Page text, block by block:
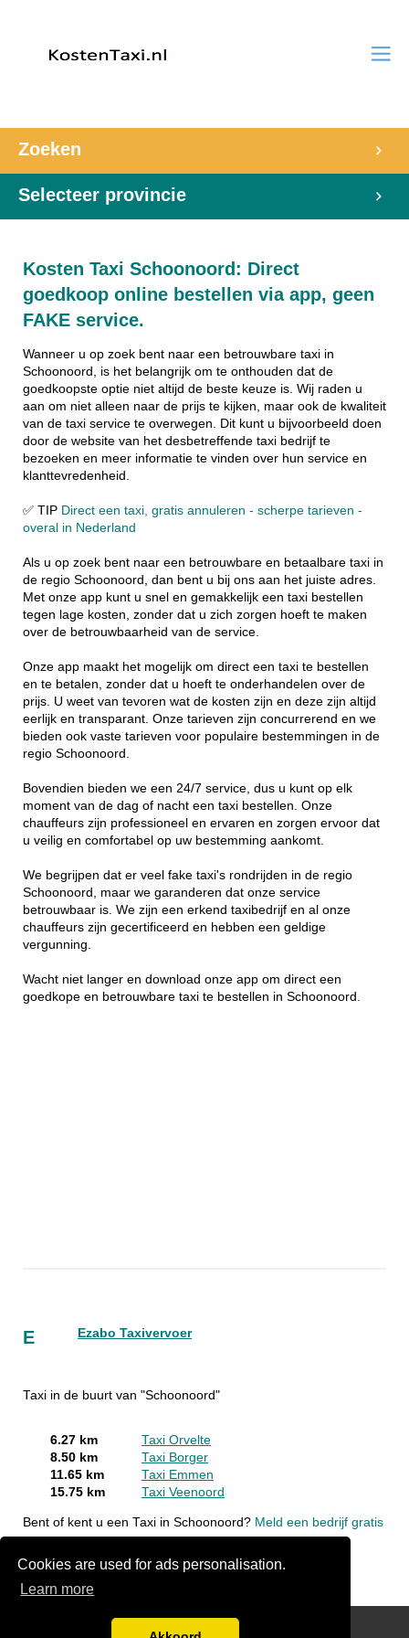
Cookies are used for ads personalisation.
Learn more
Zoeken
Selecteer provincie
Kosten Taxi Schoonoord: Direct
goedkoop online bestellen via app, geen
FAKE service.
Wanneer u op zoek bent naar een betrouwbare taxi in
Schoonoord, is het belangrijk om te onthouden dat de
goedkoopste optie niet altijd de beste keuze is. Wij raden u
aan om niet alleen naar de prijs te kijken, maar ook de kwaliteit
van de taxi service te overwegen. Dit kunt u bijvoorbeeld doen
door de website van het desbetreffende taxi bedrijf te
bezoeken en meer informatie te vinden over hun service en
klanttevredenheid.
✅ TIP Direct een taxi, gratis annuleren - scherpe tarieven -
overal in Nederland
Als u op zoek bent naar een betrouwbare en betaalbare taxi in
de regio Schoonoord, dan bent u bij ons aan het juiste adres.
Met onze app kunt u snel en gemakkelijk een taxi bestellen
tegen lage kosten, zonder dat u zich zorgen hoeft te maken
over de betrouwbaarheid van de service.
Onze app maakt het mogelijk om direct een taxi te bestellen
en te betalen, zonder dat u hoeft te onderhandelen over de
prijs. U weet van tevoren wat de kosten zijn en deze zijn altijd
eerlijk en transparant. Onze tarieven zijn concurrerend en we
bieden ook vaste tarieven voor populaire bestemmingen in de
regio Schoonoord.
Bovendien bieden we een 24/7 service, dus u kunt op elk
moment van de dag of nacht een taxi bestellen. Onze
chauffeurs zijn professioneel en ervaren en zorgen ervoor dat
u veilig en comfortabel op uw bestemming aankomt.
We begrijpen dat er veel fake taxi's rondrijden in de regio
Schoonoord, maar we garanderen dat onze service
betrouwbaar is. We zijn een erkend taxibedrijf en al onze
chauffeurs zijn gecertificeerd en hebben een geldige
vergunning.
Wacht niet langer en download onze app om direct een
goedkope en betrouwbare taxi te bestellen in Schoonoord.
E Ezabo Taxivervoer
Taxi in de buurt van "Schoonoord"
6.27 km
Taxi Orvelte
8.50 km
Taxi Borger
11.65 km
Taxi Emmen
15.75 km
Taxi Veenoord
Bent of kent u een Taxi in Schoonoord? Meld een bedrijf gratis
aan